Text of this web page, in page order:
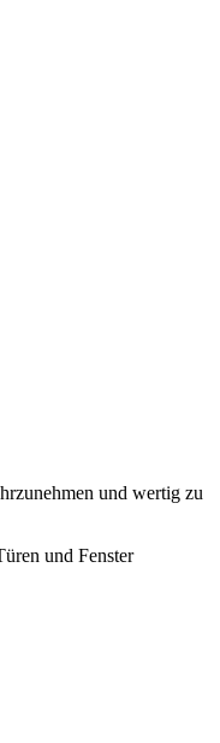
und wertig zu
und Fenster